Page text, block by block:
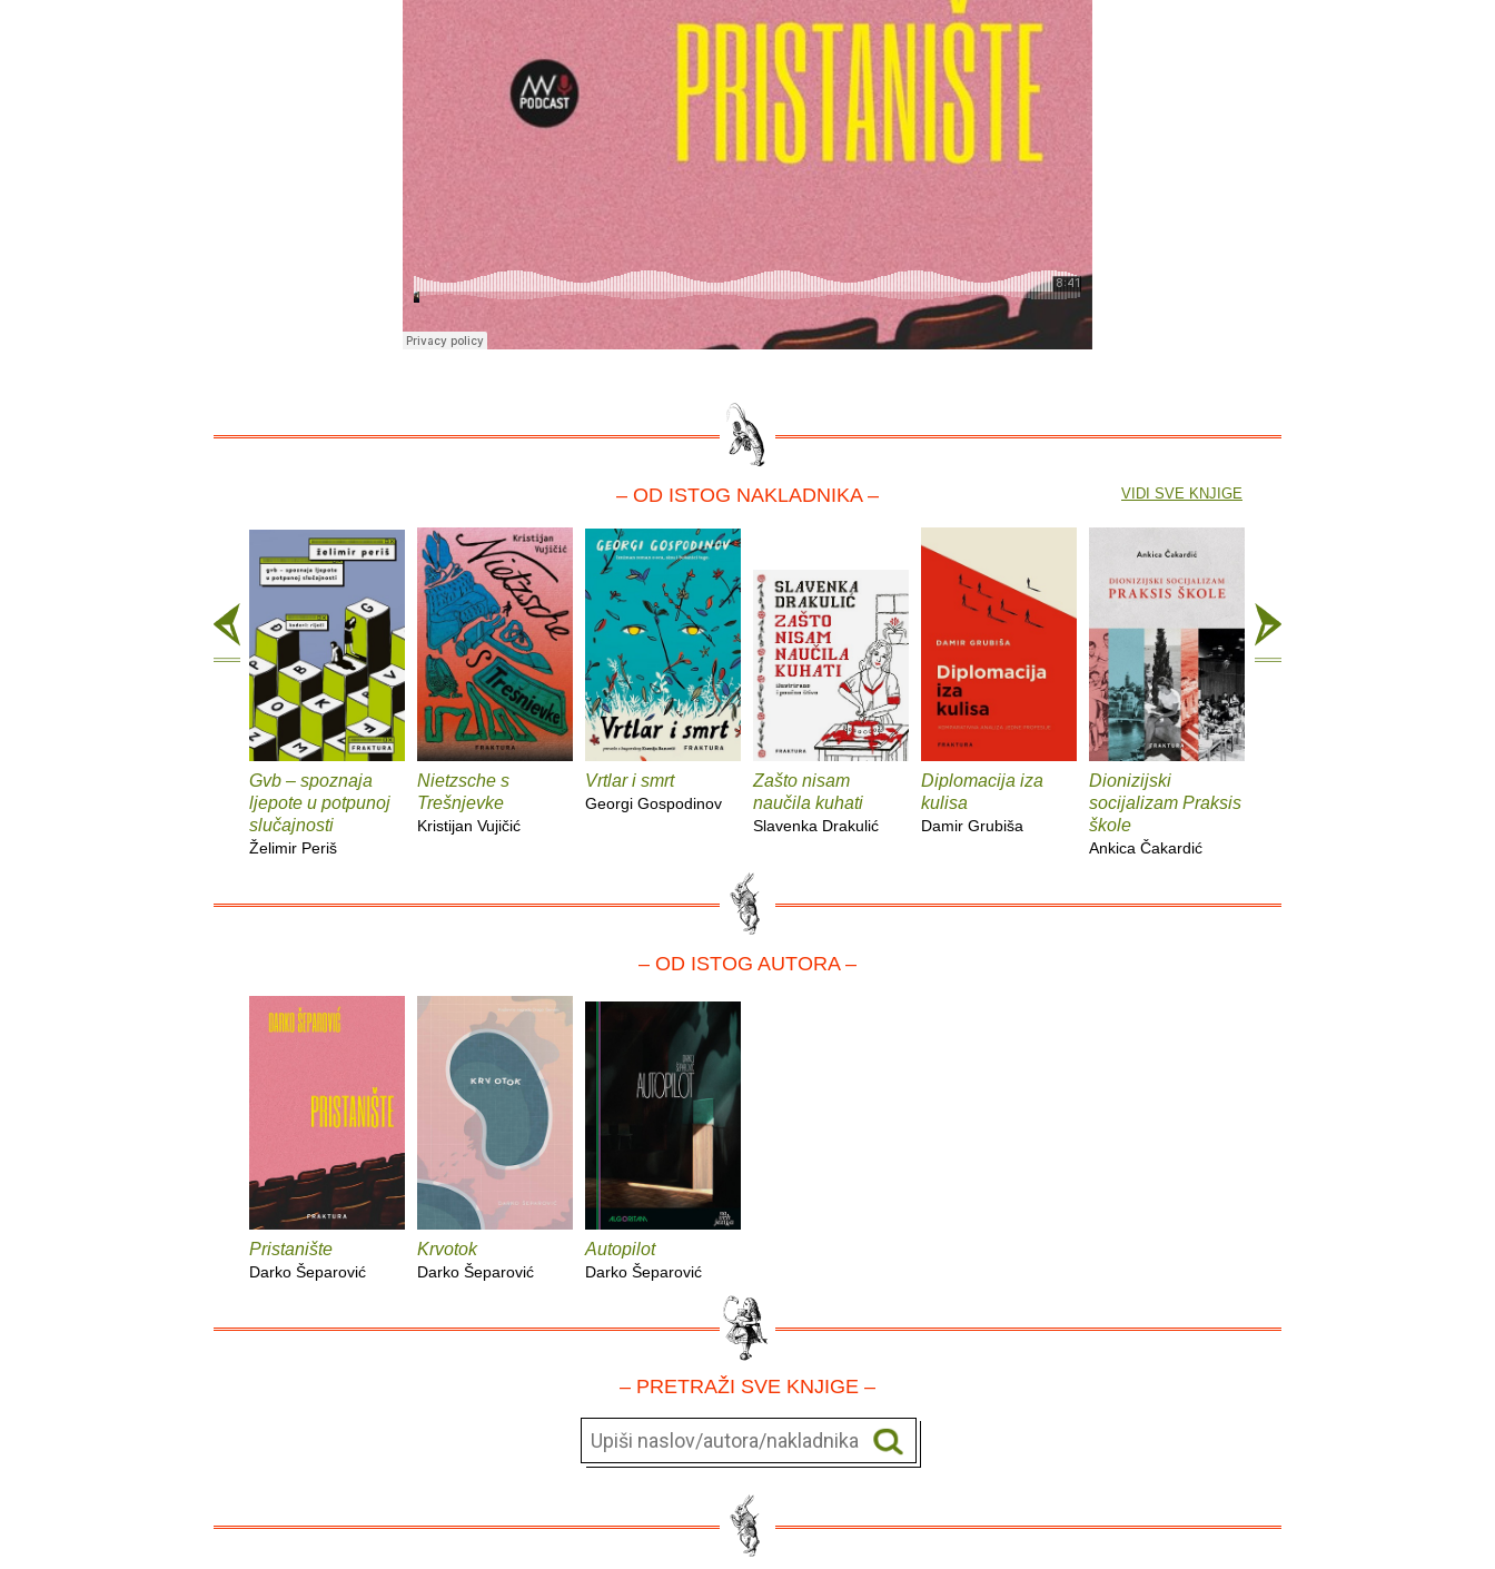
– OD ISTOG NAKLADNIKA –
Gvb – spoznaja
ljepote u potpunoj
slučajnosti
Želimir Periš
Nietzsche s
Trešnjevke
Kristijan Vujičić
Vrtlar i smrt
Georgi Gospodinov
Zašto nisam
naučila kuhati
Slavenka Drakulić
Diplomacija iza
kulisa
Damir Grubiša
Dionizijski
socijalizam Praksis
škole
Ankica Čakardić
VIDI SVE KNJIGE
– OD ISTOG AUTORA –
Pristanište
Darko Šeparović
Krvotok
Darko Šeparović
Autopilot
Darko Šeparović
– PRETRAŽI SVE KNJIGE –